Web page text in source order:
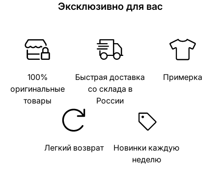
Эксклюзивно для вас
100%
оригинальные
товары
Быстрая доставка
со склада в
России
Примерка
Легкий возврат
Новинки каждую
неделю